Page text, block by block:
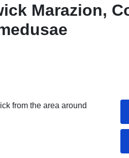
Marazion,
from the area around